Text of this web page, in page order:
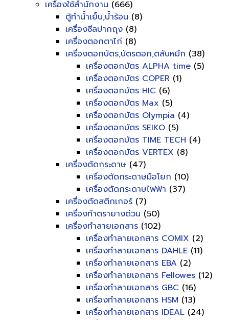
เครื่องใช้สำนักงาน (666)
ตู้ทำน้ำเย็น,น้ำร้อน (8)
เครื่องซีลปากถุง (8)
เครื่องตอกตาไก่ (8)
เครื่องตอกบัตร,บัตรตอก,ตลับหมึก (38)
เครื่องตอกบัตร ALPHA time (5)
เครื่องตอกบัตร COPER (1)
เครื่องตอกบัตร HIC (6)
เครื่องตอกบัตร Max (5)
เครื่องตอกบัตร Olympia (4)
เครื่องตอกบัตร SEIKO (5)
เครื่องตอกบัตร TIME TECH (4)
เครื่องตอกบัตร VERTEX (8)
เครื่องตัดกระดาษ (47)
เครื่องตัดกระดาษมือโยก (10)
เครื่องตัดกระดาษไฟฟ้า (37)
เครื่องตัดสติกเกอร์ (7)
เครื่องทำตรายางด่วน (50)
เครื่องทำลายเอกสาร (102)
เครื่องทำลายเอกสาร COMIX (2)
เครื่องทำลายเอกสาร DAHLE (11)
เครื่องทำลายเอกสาร EBA (2)
เครื่องทำลายเอกสาร Fellowes (12)
เครื่องทำลายเอกสาร GBC (16)
เครื่องทำลายเอกสาร HSM (13)
เครื่องทำลายเอกสาร IDEAL (24)